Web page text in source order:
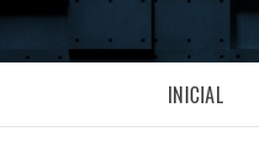
INICIAL